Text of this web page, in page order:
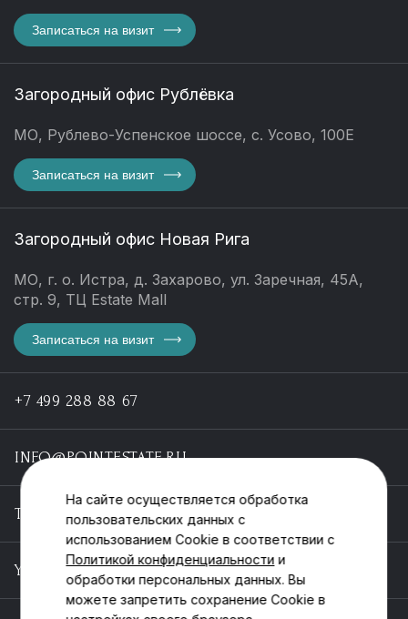
Записаться на визит
Загородный офис Рублёвка
МО, Рублево-Успенское шоссе, с. Усово, 100Е
Записаться на визит
Загородный офис Новая Рига
МО, г. о. Истра, д. Захарово, ул. Заречная, 45А,
стр. 9, ТЦ Estate Mall
Записаться на визит
+7 499 288 88 67
INFO@POINTESTATE.RU
TELEGRAM
YOUTUBE
На сайте осуществляется обработка
пользовательских данных с
использованием Cookie в соответствии с
Политикой конфиденциальности и
обработки персональных данных. Вы
можете запретить сохранение Cookie в